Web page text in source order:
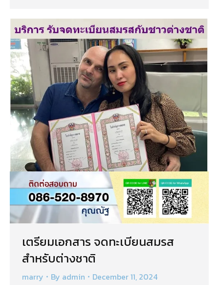
เตรียมเอกสาร จดทะเบียนสมรส
สำหรับต่างชาติ
marry By admin December 11, 2024